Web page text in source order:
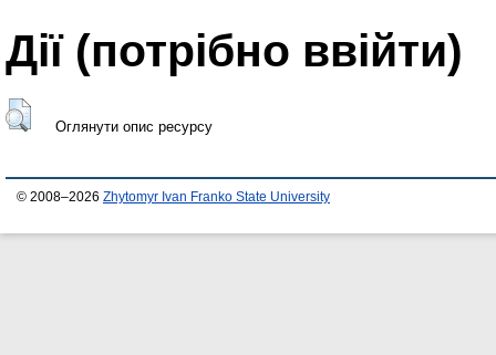
Дії ​​(потрібно ввійти)
Оглянути опис ресурсу
© 2008–2026 Zhytomyr Ivan Franko State University